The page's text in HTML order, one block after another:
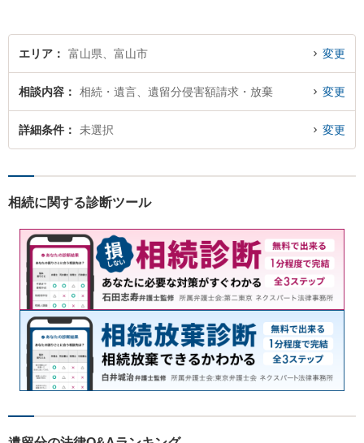
エリア 富山県、富山市 変更
相談内容 相続・遺言、遺留分侵害額請求・放棄 変更
詳細条件 未選択 変更
相続に関する診断ツール